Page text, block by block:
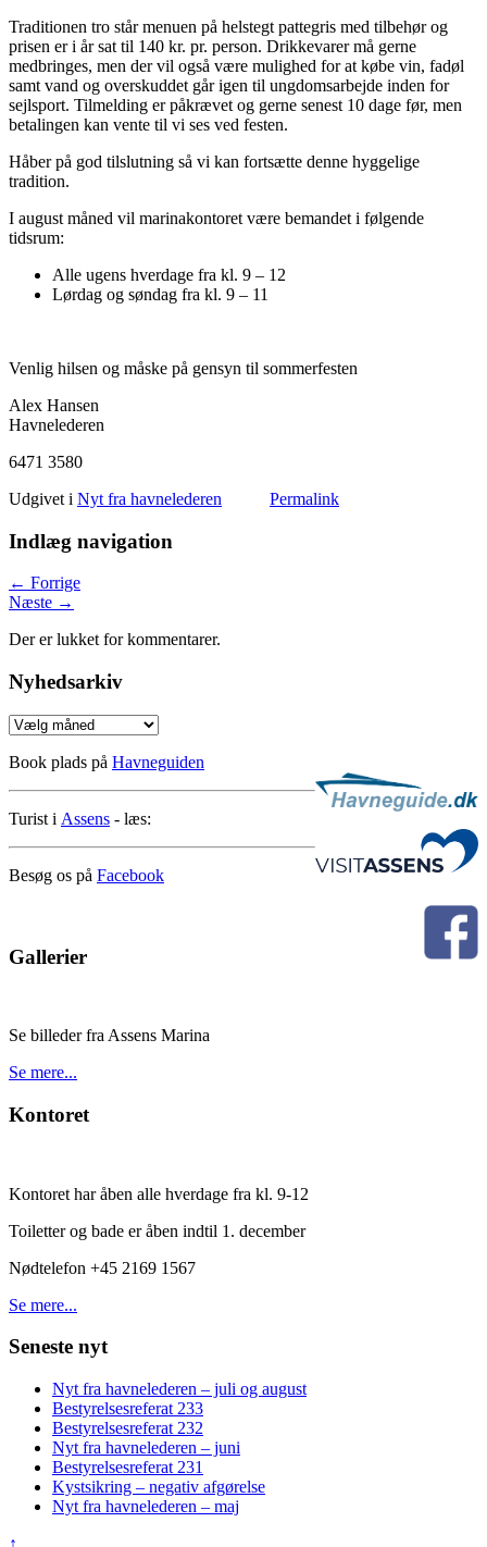
Traditionen tro står menuen på helstegt pattegris med tilbehør og
prisen er i år sat til 140 kr. pr. person. Drikkevarer må gerne
medbringes, men der vil også være mulighed for at købe vin, fadøl
samt vand og overskuddet går igen til ungdomsarbejde inden for
sejlsport. Tilmelding er påkrævet og gerne senest 10 dage før, men
betalingen kan vente til vi ses ved festen.
Håber på god tilslutning så vi kan fortsætte denne hyggelige
tradition.
I august måned vil marinakontoret være bemandet i følgende
tidsrum:
Alle ugens hverdage fra kl. 9 – 12
Lørdag og søndag fra kl. 9 – 11
Venlig hilsen og måske på gensyn til sommerfesten
Alex Hansen
Havnelederen
6471 3580
Udgivet i Nyt fra havnelederen Permalink
Indlæg navigation
← Forrige
Næste →
Der er lukket for kommentarer.
Nyhedsarkiv
Nyhedsarkiv
Book plads på Havneguiden
Turist i Assens - læs:
Besøg os på Facebook
Gallerier
Se billeder fra Assens Marina
Se mere...
Kontoret
Kontoret har åben alle hverdage fra kl. 9-12
Toiletter og bade er åben indtil 1. december
Nødtelefon +45 2169 1567
Se mere...
Seneste nyt
Nyt fra havnelederen – juli og august
Bestyrelsesreferat 233
Bestyrelsesreferat 232
Nyt fra havnelederen – juni
Bestyrelsesreferat 231
Kystsikring – negativ afgørelse
Nyt fra havnelederen – maj